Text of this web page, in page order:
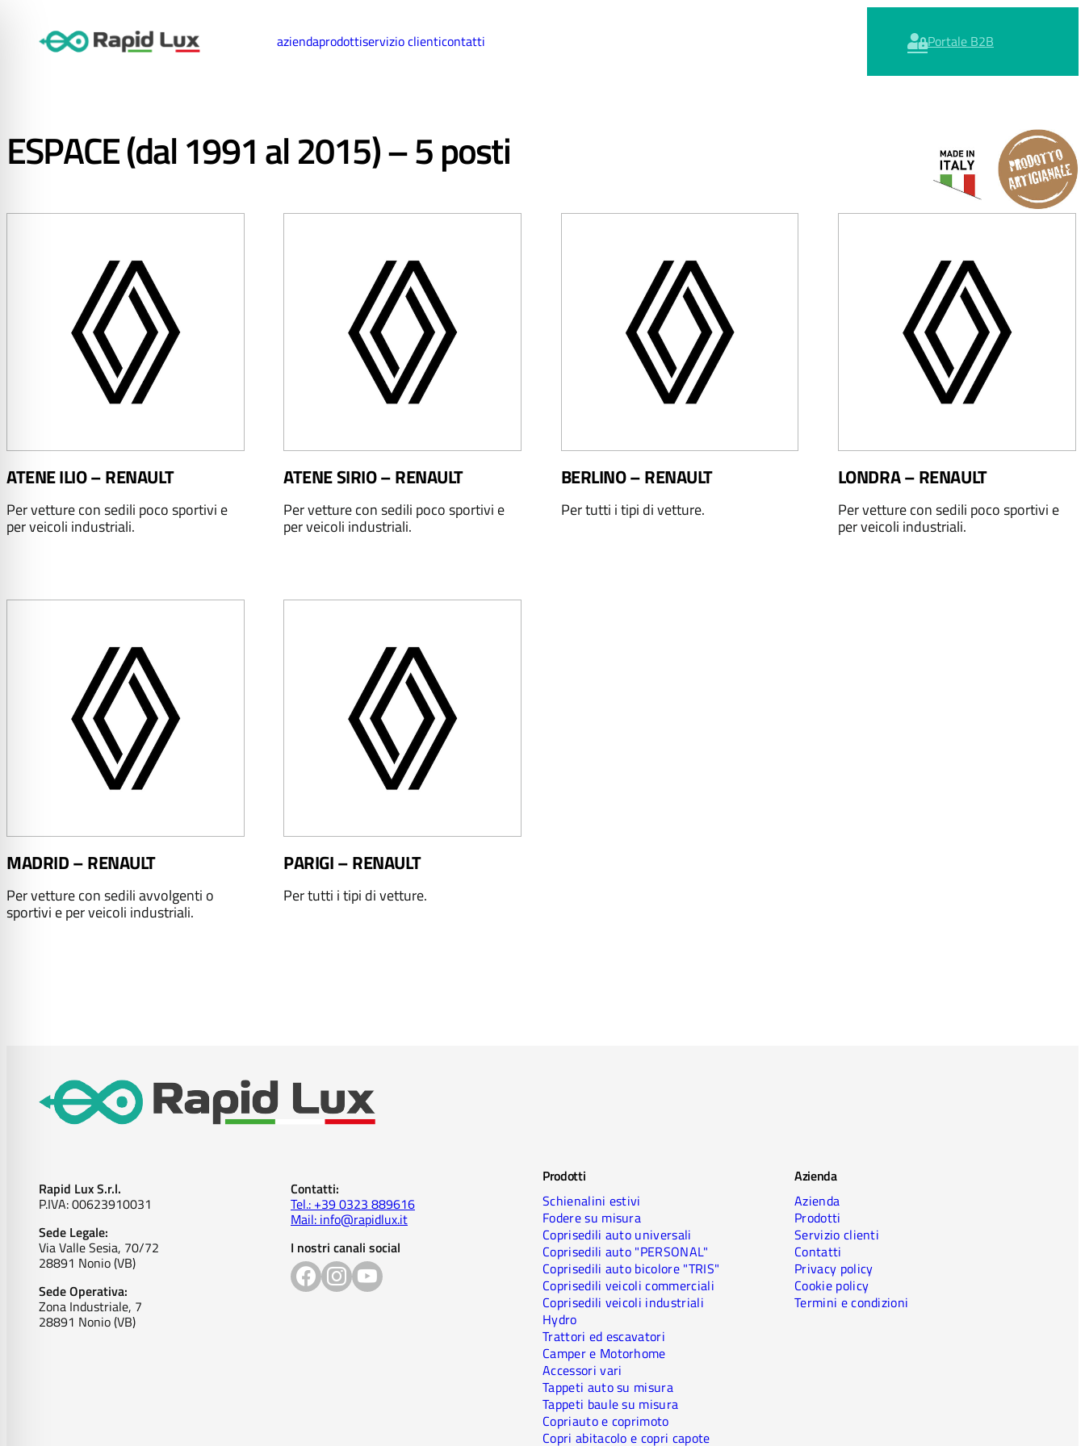
aziendaprodottiservizio clienticontatti Portale B2B
ESPACE (dal 1991 al 2015) – 5 posti
ATENE ILIO – RENAULT
Per vetture con sedili poco sportivi e
per veicoli industriali.
ATENE SIRIO – RENAULT
Per vetture con sedili poco sportivi e
per veicoli industriali.
BERLINO – RENAULT
Per tutti i tipi di vetture.
LONDRA – RENAULT
Per vetture con sedili poco sportivi e
per veicoli industriali.
MADRID – RENAULT
Per vetture con sedili avvolgenti o
sportivi e per veicoli industriali.
PARIGI – RENAULT
Per tutti i tipi di vetture.
Rapid Lux S.r.l.
P.IVA: 00623910031
Sede Legale:
Via Valle Sesia, 70/72
28891 Nonio (VB)
Sede Operativa:
Zona Industriale, 7
28891 Nonio (VB)
Contatti:
Tel.: +39 0323 889616
Mail: info@rapidlux.it
I nostri canali social
Prodotti
Schienalini estivi
Fodere su misura
Coprisedili auto universali
Coprisedili auto "PERSONAL"
Coprisedili auto bicolore "TRIS"
Coprisedili veicoli commerciali
Coprisedili veicoli industriali
Hydro
Trattori ed escavatori
Camper e Motorhome
Accessori vari
Tappeti auto su misura
Tappeti baule su misura
Copriauto e coprimoto
Copri abitacolo e copri capote
Azienda
Azienda
Prodotti
Servizio clienti
Contatti
Privacy policy
Cookie policy
Termini e condizioni